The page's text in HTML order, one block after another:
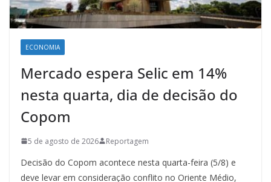
ECONOMIA
Mercado espera Selic em 14%
nesta quarta, dia de decisão do
Copom
5 de agosto de 2026 Reportagem
Decisão do Copom acontece nesta quarta-feira (5/8) e
deve levar em consideração conflito no Oriente Médio,